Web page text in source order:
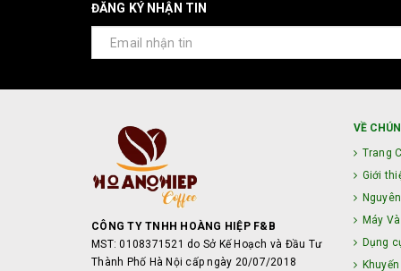
ĐĂNG KÝ NHẬN TIN
CÔNG TY TNHH HOÀNG HIỆP F&B
MST: 0108371521 do Sở Kế Hoạch và Đầu Tư
Thành Phố Hà Nội cấp ngày 20/07/2018
VỀ
Trang
Giới
Máy
Dụng